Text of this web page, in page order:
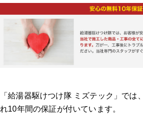
「給湯器駆けつけ隊 ミズテック」では
れ10年間の保証が付いています。